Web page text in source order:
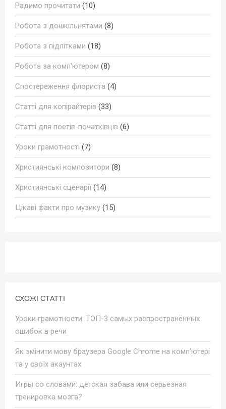
Радимо прочитати (10)
Робота з дошкільнятами (8)
Робота з підлітками (18)
Робота за комп'ютером (8)
Спостереження флориста (4)
Статті для копірайтерів (33)
Статті для поетів-початківців (6)
Уроки грамотності (7)
Християнські композитори (8)
Християнські сценарії (14)
Цікаві факти про музику (15)
СХОЖІ СТАТТІ
Уроки грамотности: ТОП-3 самых распространённых
ошибок в речи
Як змінити мову браузера Google Chrome на комп’ютері
та у своїх акаунтах
Игры со словами: детская забава или серьезная
тренировка мозга?